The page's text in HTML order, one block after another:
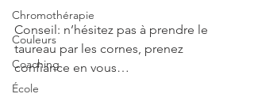
Chromothérapie
Couleurs
Coaching
École
Conseil: n’hésitez pas à prendre le
taureau par les cornes, prenez
confiance en vous…